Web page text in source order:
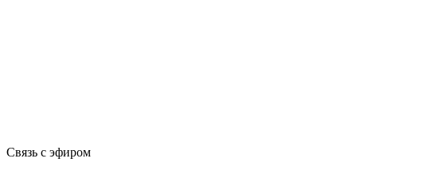
Связь с эфиром